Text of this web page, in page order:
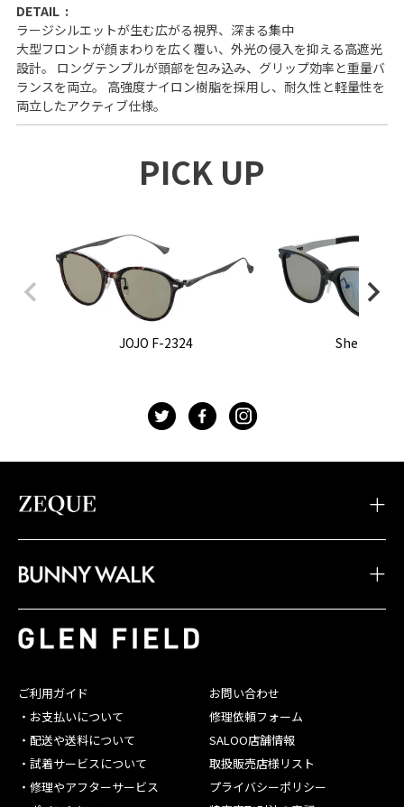
DETAIL
ラージシルエットが生む広がる視界、深まる集中
大型フロントが顔まわりを広く覆い、外光の侵入を抑える高遮光
設計。 ロングテンプルが頭部を包み込み、グリップ効率と重量バ
ランスを両立。 高強度ナイロン樹脂を採用し、耐久性と軽量性を
両立したアクティブ仕様。
PICK UP
JOJO F-2324 Sherry F-
t f g
ご利用ガイド
・お支払いについて
・配送や送料について
・試着サービスについて
・修理やアフターサービス
お問い合わせ
修理依頼フォーム
SALOO店舗情報
取扱販売店様リスト
プライバシーポリシー
・JOJO
・JAKE
・JONNY
・Juno
・Spike
・Belle
・BW-032
・BW-031
・BW-029
・BW-027
・BW-026